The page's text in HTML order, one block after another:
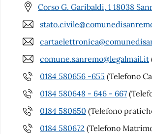
Corso G. Garibaldi, 1 18038
comune.sanremo@legalmail.it
0184 580656 -655 (Telefono
0184 580648 - 646 - 667
0184 580650 (Telefono
0184 580672 (Telefono